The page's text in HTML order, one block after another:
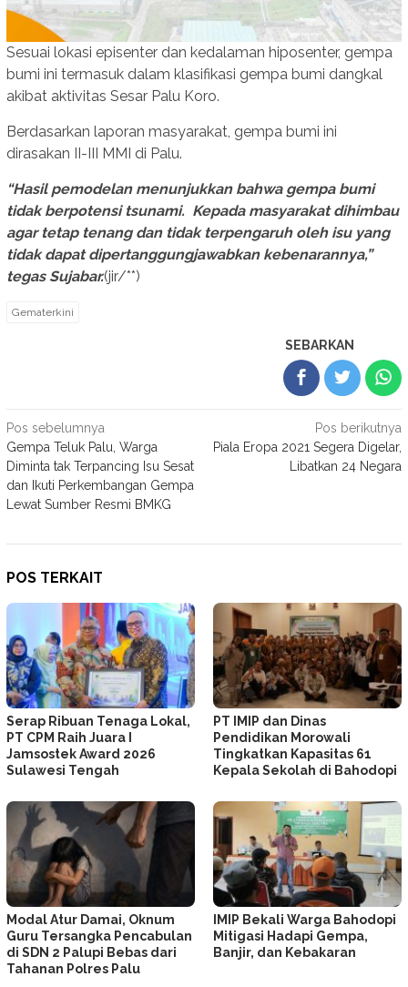
Sesuai lokasi episenter dan kedalaman hiposenter, gempa
bumi ini termasuk dalam klasifikasi gempa bumi dangkal
akibat aktivitas Sesar Palu Koro.
Berdasarkan laporan masyarakat, gempa bumi ini
dirasakan II-III MMI di Palu.
“Hasil pemodelan menunjukkan bahwa gempa bumi
tidak berpotensi tsunami. Kepada masyarakat dihimbau
agar tetap tenang dan tidak terpengaruh oleh isu yang
tidak dapat dipertanggungjawabkan kebenarannya,”
tegas Sujabar.(jir/**)
Gematerkini
SEBARKAN
Navigasi
pos
Pos sebelumnya
Gempa Teluk Palu, Warga
Diminta tak Terpancing Isu Sesat
dan Ikuti Perkembangan Gempa
Lewat Sumber Resmi BMKG
Pos berikutnya
Piala Eropa 2021 Segera Digelar,
Libatkan 24 Negara
POS TERKAIT
Serap Ribuan Tenaga Lokal,
PT CPM Raih Juara I
Jamsostek Award 2026
Sulawesi Tengah
PT IMIP dan Dinas
Pendidikan Morowali
Tingkatkan Kapasitas 61
Kepala Sekolah di Bahodopi
Modal Atur Damai, Oknum
Guru Tersangka Pencabulan
di SDN 2 Palupi Bebas dari
Tahanan Polres Palu
IMIP Bekali Warga Bahodopi
Mitigasi Hadapi Gempa,
Banjir, dan Kebakaran